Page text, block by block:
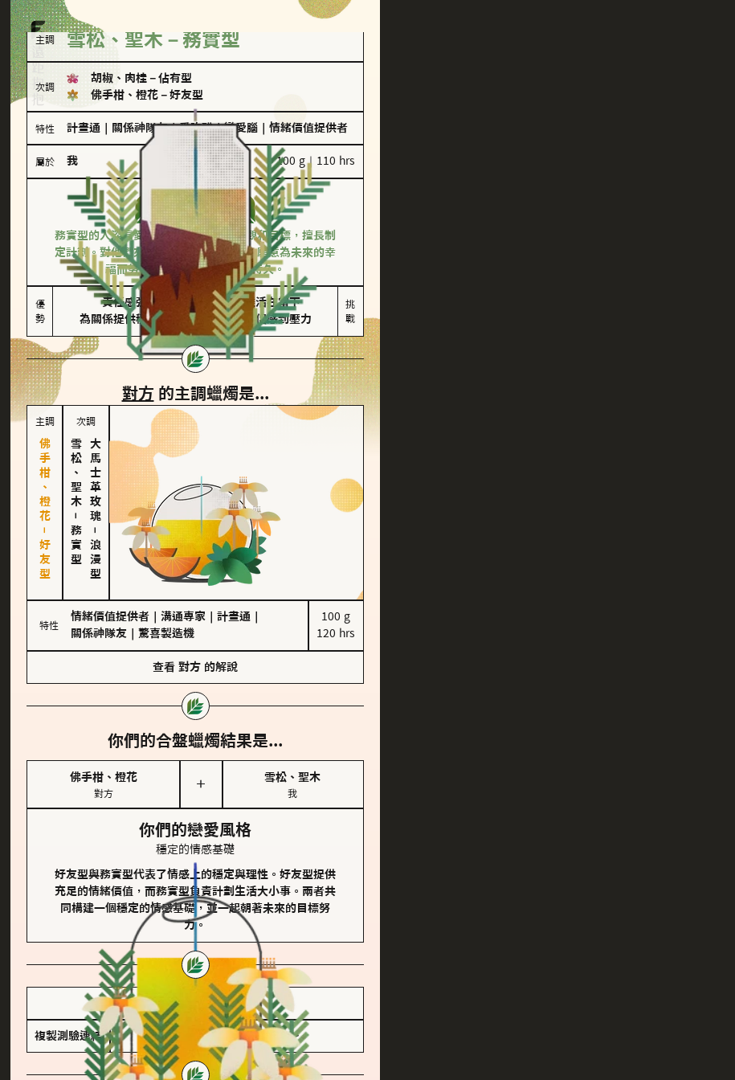
主調 雪松、聖木－務實型
次調
胡椒、肉桂 － 佔有型
佛手柑、橙花 － 好友型
特性 計畫通 關係神隊友｜愛吃醋｜戀愛腦 情緒價值提供者
屬於 我 100 g｜110 hrs
務實型
雪松、聖木
務實型的人深信愛情立基於共同的價值觀和目標，擅長制
定計劃。對他們來說，感情穩定最重要，願意為未來的幸
福而努力，讓愛情變得踏實而持久。
優
勢
責任感強
為關係提供穩定度
較難活在當下
易讓伴侶感到壓力
挑
戰
對方 的主調蠟燭是...
主調
佛手柑、橙花－好友型
次調
雪松、聖木
－
務實型
大馬士革玫瑰
－
浪漫型
特性
情緒價值提供者 溝通專家 計畫通
關係神隊友
驚喜製造機
100 g
120 hrs
查看 對方 的解說
你們的合盤蠟燭結果是...
佛手柑、橙花
對方
＋
雪松、聖木
我
你們的戀愛風格
穩定的情感基礎
好友型與務實型代表了情感上的穩定與理性。好友型提供
充足的情緒價值，而務實型負責計劃生活大小事。兩者共
同構建一個穩定的情感基礎，並一起朝著未來的目標努
力。
儲存我的結果圖
複製測驗連結 查看香氛類型全解析 >>>